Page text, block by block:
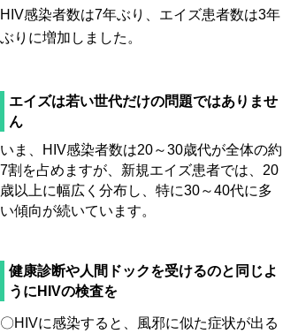
HIV感染者数は7年ぶり、エイズ患者数は3年
ぶりに増加しました。
エイズは若い世代だけの問題ではありませ
ん
いま、HIV感染者数は20～30歳代が全体の約
7割を占めますが、新規エイズ患者では、20
歳以上に幅広く分布し、特に30～40代に多
い傾向が続いています。
健康診断や人間ドックを受けるのと同じよ
うにHIVの検査を
〇HIVに感染すると、風邪に似た症状が出る